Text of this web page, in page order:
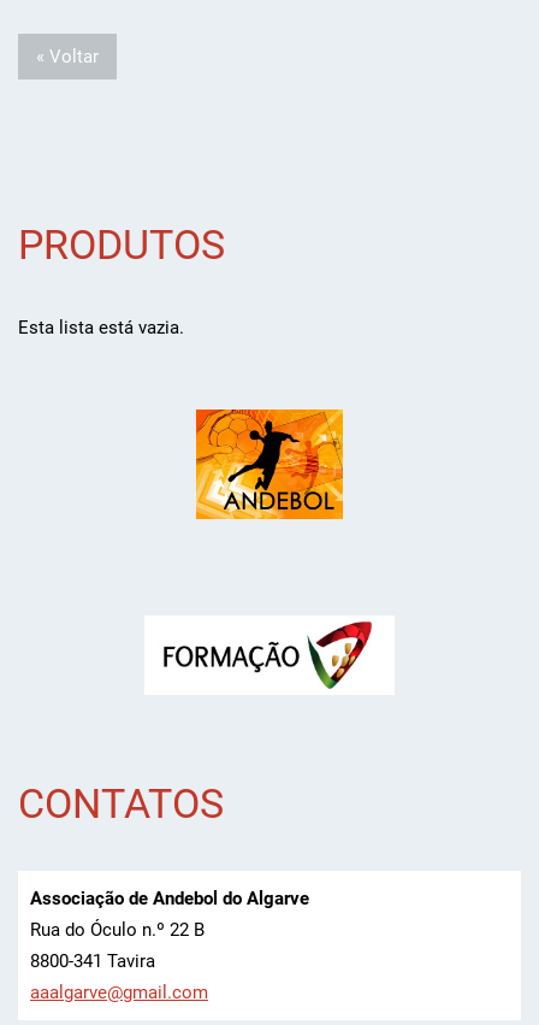
« Voltar
PRODUTOS
Esta lista está vazia.
CONTATOS
Associação de Andebol do Algarve
Rua do Óculo n.º 22 B
8800-341 Tavira
aaalgarve@gmail.com